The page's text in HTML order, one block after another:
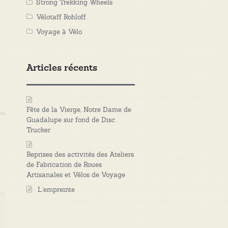
Strong Trekking Wheels
Vélotaff Rohloff
Voyage à Vélo
Articles récents
Fête de la Vierge, Notre Dame de
Guadalupe sur fond de Disc
Trucker
Reprises des activités des Ateliers
de Fabrication de Roues
Artisanales et Vélos de Voyage
L’empreinte